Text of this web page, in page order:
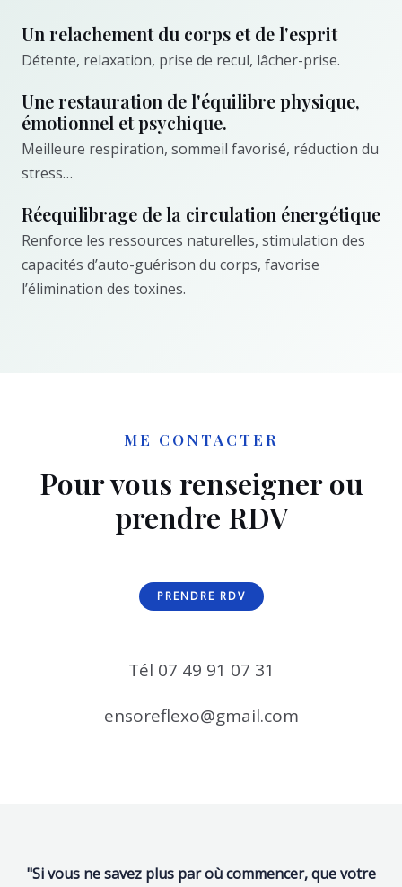
Un relachement du corps et de l'esprit
Détente, relaxation, prise de recul, lâcher-prise.
Une restauration de l'équilibre physique,
émotionnel et psychique.
Meilleure respiration, sommeil favorisé, réduction du
stress…
Réequilibrage de la circulation énergétique
Renforce les ressources naturelles, stimulation des
capacités d’auto-guérison du corps, favorise
l’élimination des toxines.
ME CONTACTER
Pour vous renseigner ou
prendre RDV
PRENDRE RDV
Tél 07 49 91 07 31
ensoreflexo@gmail.com
"Si vous ne savez plus par où commencer, que votre